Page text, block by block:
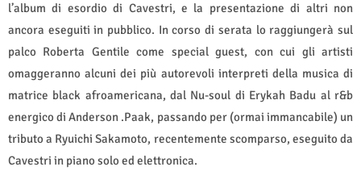
l’album di esordio di Cavestri, e la presentazione di altri non
ancora eseguiti in pubblico. In corso di serata lo raggiungerà sul
palco Roberta Gentile come special guest, con cui gli artisti
omaggeranno alcuni dei più autorevoli interpreti della musica di
matrice black afroamericana, dal Nu-soul di Erykah Badu al r&b
energico di Anderson .Paak, passando per (ormai immancabile) un
tributo a Ryuichi Sakamoto, recentemente scomparso, eseguito da
Cavestri in piano solo ed elettronica.